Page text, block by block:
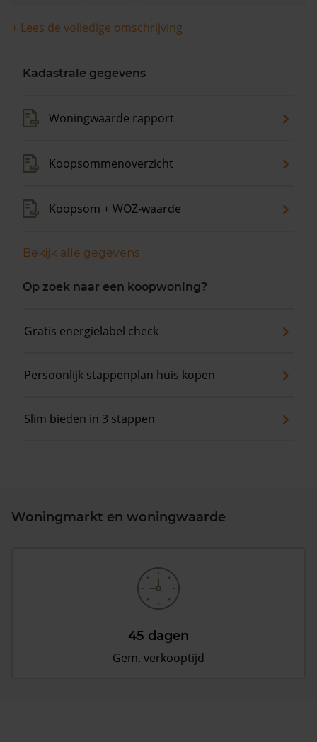
+ Lees de volledige omschrijving
Kadastrale gegevens
Woningwaarde rapport
Koopsommenoverzicht
Koopsom + WOZ-waarde
Bekijk alle gegevens
Op zoek naar een koopwoning?
Gratis energielabel check
Persoonlijk stappenplan huis kopen
Slim bieden in 3 stappen
Woningmarkt en woningwaarde
45 dagen
Gem. verkooptijd